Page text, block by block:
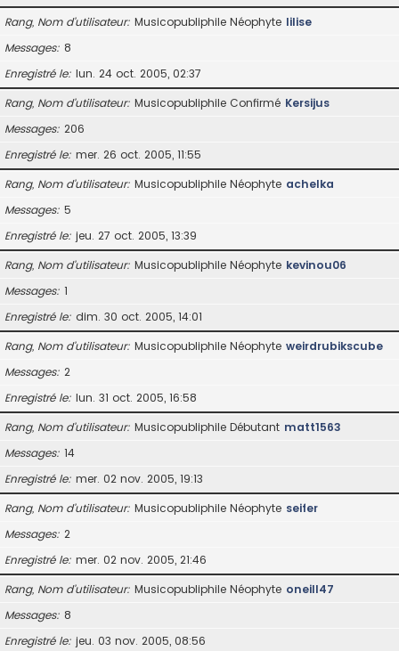
Rang, Nom d’utilisateur Musicopubliphile Néophyte lilise
Messages 8
Enregistré le lun. 24 oct. 2005, 02:37
Rang, Nom d’utilisateur Musicopubliphile Confirmé Kersijus
Messages 206
Enregistré le mer. 26 oct. 2005, 11:55
Rang, Nom d’utilisateur Musicopubliphile Néophyte achelka
Messages 5
Enregistré le jeu. 27 oct. 2005, 13:39
Rang, Nom d’utilisateur Musicopubliphile Néophyte kevinou06
Messages 1
Enregistré le dim. 30 oct. 2005, 14:01
Rang, Nom d’utilisateur Musicopubliphile Néophyte weirdrubikscube
Messages 2
Enregistré le lun. 31 oct. 2005, 16:58
Rang, Nom d’utilisateur Musicopubliphile Débutant matt1563
Messages 14
Enregistré le mer. 02 nov. 2005, 19:13
Rang, Nom d’utilisateur Musicopubliphile Néophyte seifer
Messages 2
Enregistré le mer. 02 nov. 2005, 21:46
Rang, Nom d’utilisateur Musicopubliphile Néophyte oneill47
Messages 8
Enregistré le jeu. 03 nov. 2005, 08:56